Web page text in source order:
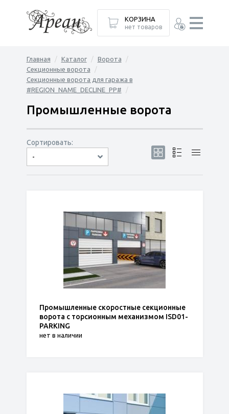
Главная Каталог
Ворота
Секционные ворота
Секционные ворота для гаража в
#REGION_NAME_DECLINE_PP#
Промышленные ворота
Сортировать:
-
по популярности
сначала дешёвые
сначала дорогие
Промышленные скоростные секционные
ворота с торсионным механизмом ISD01-
PARKING
нет в наличии
КОРЗИНА
нет товаров